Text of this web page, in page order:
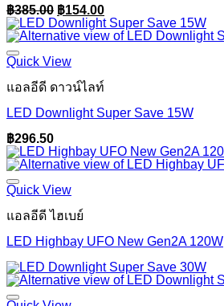
฿385.00 Original
price
was:
฿154.00Current
price
is:
Quick View
แอลอีดี ดาวน์ไลท์
LED Downlight Super Save 15W
฿296.50
Quick View
แอลอีดี ไฮเบย์
LED Highbay UFO New Gen2A 120W